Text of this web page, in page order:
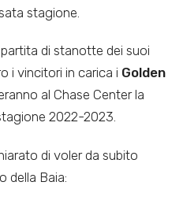
stagione.
di stanotte dei suoi
i vincitori in carica i Golden
al Chase Center la
2022-2023.
di voler da subito
della Baia: